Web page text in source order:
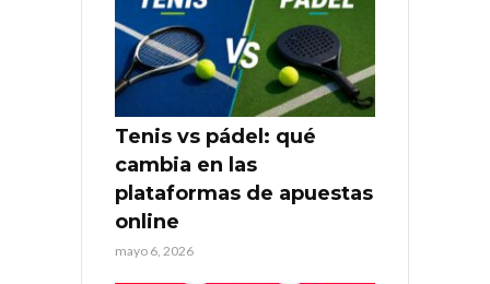
Tenis vs pádel: qué
cambia en las
plataformas de apuestas
online
mayo 6, 2026